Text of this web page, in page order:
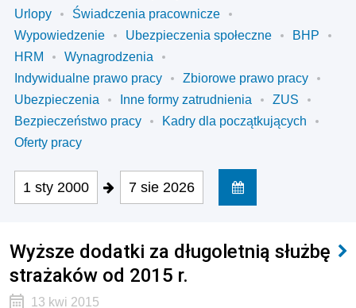
Urlopy
Świadczenia pracownicze
Wypowiedzenie
Ubezpieczenia społeczne
BHP
HRM
Wynagrodzenia
Indywidualne prawo pracy
Zbiorowe prawo pracy
Ubezpieczenia
Inne formy zatrudnienia
ZUS
Bezpieczeństwo pracy
Kadry dla początkujących
Oferty pracy
1 sty 2000 7 sie 2026
Wyższe dodatki za długoletnią służbę
strażaków od 2015 r.
13 kwi 2015